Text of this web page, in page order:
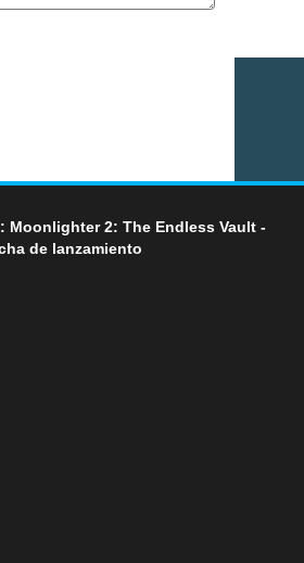
Moonlighter 2: The Endless Vault -
de lanzamiento